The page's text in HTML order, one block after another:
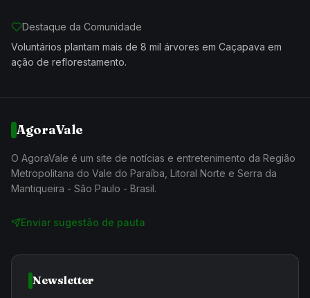
Destaque da Comunidade
Voluntários plantam mais de 8 mil árvores em Caçapava em
ação de reflorestamento.
AgoraVale
O AgoraVale é um site de notícias e entretenimento da Região
Metropolitana do Vale do Paraíba, Litoral Norte e Serra da
Mantiqueira - São Paulo - Brasil.
Enviar sugestão de pauta
Newsletter